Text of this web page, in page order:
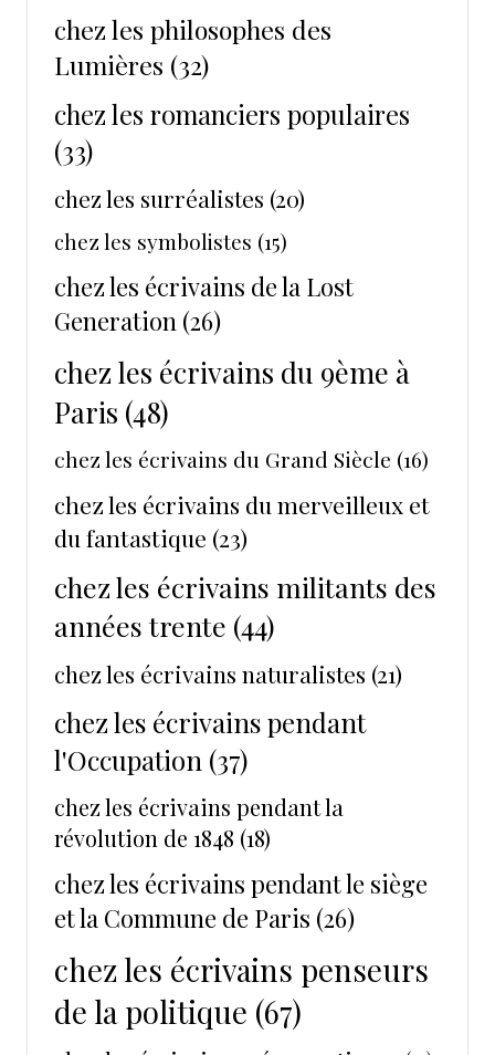
chez les philosophes des
Lumières (32)
chez les romanciers populaires
(33)
chez les surréalistes (20)
chez les symbolistes (15)
chez les écrivains de la Lost
Generation (26)
chez les écrivains du 9ème à
Paris (48)
chez les écrivains du Grand Siècle (16)
chez les écrivains du merveilleux et
du fantastique (23)
chez les écrivains militants des
années trente (44)
chez les écrivains naturalistes (21)
chez les écrivains pendant
l'Occupation (37)
chez les écrivains pendant la
révolution de 1848 (18)
chez les écrivains pendant le siège
et la Commune de Paris (26)
chez les écrivains penseurs
de la politique (67)